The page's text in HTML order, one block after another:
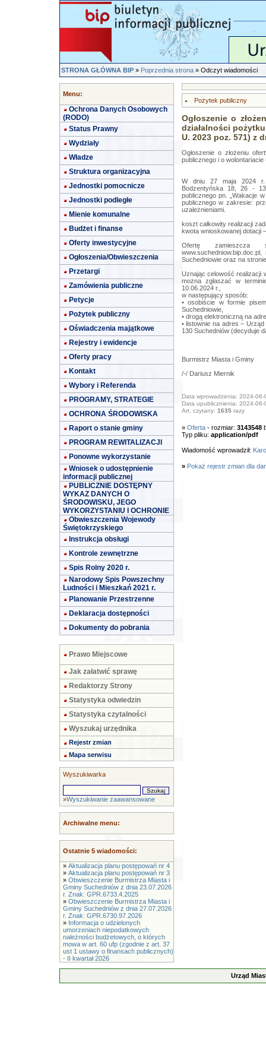
STRONA GŁÓWNA BIP»Poprzednia strona» Odczyt wiadomości
Menu:
Ochrona Danych Osobowych
(RODO)
Status Prawny
Wydziały
Władze
Struktura organizacyjna
Jednostki pomocnicze
Jednostki podległe
Mienie komunalne
Budżet i finanse
Oferty inwestycyjne
Ogłoszenia/Obwieszczenia
Przetargi
Zamówienia publiczne
Petycje
Pożytek publiczny
Oświadczenia majątkowe
Rejestry i ewidencje
Oferty pracy
Kontakt
Wybory i Referenda
PROGRAMY, STRATEGIE
OCHRONA ŚRODOWISKA
Raport o stanie gminy
PROGRAM REWITALIZACJI
Ponowne wykorzystanie
Wniosek o udostępnienie
informacji publicznej
PUBLICZNIE DOSTĘPNY
WYKAZ DANYCH O
ŚRODOWISKU, JEGO
WYKORZYSTANIU I OCHRONIE
Obwieszczenia Wojewody
Świętokrzyskiego
Instrukcja obsługi
Kontrole zewnętrzne
Spis Rolny 2020 r.
Narodowy Spis Powszechny
Ludności i Mieszkań 2021 r.
Planowanie Przestrzenne
Deklaracja dostępności
Dokumenty do pobrania
Prawo Miejscowe
Jak załatwić sprawę
Redaktorzy Strony
Statystyka odwiedzin
Statystyka czytalności
Wyszukaj urzędnika
Rejestr zmian
Mapa serwisu
Wyszukiwarka
»Wyszukiwanie zaawansowane
Archiwalne menu:
Ostatnie 5 wiadomości:
» Aktualizacja planu postępowań nr 4
» Aktualizacja planu postępowań nr 3
» Obwieszczenie Burmistrza Miasta i
Gminy Suchedniów z dnia 23.07.2026
r. Znak: GPR.6733.4.2025
» Obwieszczenie Burmistrza Miasta i
Gminy Suchedniów z dnia 27.07.2026
r. Znak: GPR.6730.97.2026
» Informacja o udzielonych
umorzeniach niepodatkowych
należności budżetowych, o których
mowa w art. 60 ufp (zgodnie z art. 37
ust 1 ustawy o finansach publicznych)
- II kwartał 2026
Pożytek publiczny
Ogłoszenie o
działalności
U. 2023 poz. 571) z
Ogłoszenie o złożeniu
publicznego i o
W dniu 27 maja 2024 r.
Bodzentyńska 18, 26 -
publicznego pn. „Wakacje
publicznego w zakresie:
uzależnieniami.
koszt całkowity realizacji
kwota wnioskowanej dotacji
Ofertę zamieszcza
Suchedniowie oraz na
Uznając celowość realizacji
można zgłaszać w
10.06.2024 r.,
w następujący sposób:
• osobiście w formie
Suchedniowie,
• drogą elektroniczną na
• listownie na adres –
130 Suchedniów (decyduje
Burmistrz Miasta i Gminy
/-/ Dariusz Miernik
Data wprowadzenia: 2024-06-
Data upublicznienia: 2024-06-
Art. czytany: 1635razy
» Oferta- rozmiar: 3143548
Typ pliku: application/pdf
Wiadomość wprowadził:
» Pokaż rejestr zmian dla
Urząd